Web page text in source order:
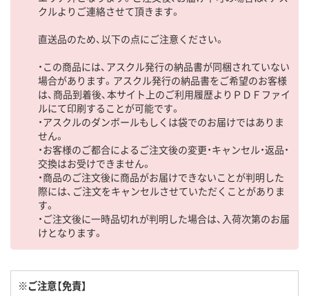
クルよりご連絡させて頂きます。
直送品のため、以下の点にご注意ください。
・この商品には、アスクル発行の納品書が同梱されていない
場合があります。アスクル発行の納品書をご希望のお客様
は、商品到着後、本サイト上のご利用履歴よりＰＤＦファイ
ルにて印刷することが可能です。
・アスクルのダンボールもしくは袋でのお届けではありま
せん。
・お客様のご都合によるご注文後の変更・キャンセル・返品・
交換はお受けできません。
・商品のご注文後に商品がお届けできないことが判明した
際には、ご注文をキャンセルさせていただくことがありま
す。
・ご注文後に一時品切れが判明した場合は、入荷次第のお届
けとなります。
※ご注意【免責】